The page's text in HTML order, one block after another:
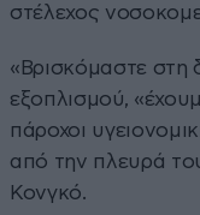
στέλεχος
«Βρισκόμαστε στη
εξοπλισμού,
πάροχοι
από την πλευρά
Κονγκό.